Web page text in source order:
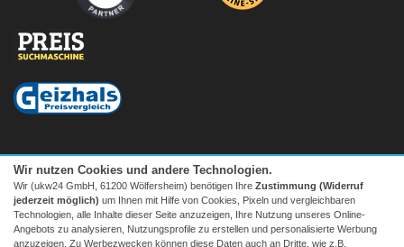
Wir nutzen Cookies und andere Technologien.
Wir (ukw24 GmbH, 61200 Wölfersheim) benötigen Ihre Zustimmung (Widerruf
jederzeit möglich) um Ihnen mit Hilfe von Cookies, Pixeln und vergleichbaren
Technologien, alle Inhalte dieser Seite anzuzeigen, Ihre Nutzung unseres Online-
Angebots zu analysieren, Nutzungsprofile zu erstellen und personalisierte Werbung
anzuzeigen. Zu Werbezwecken können diese Daten auch an Dritte, wie z.B.